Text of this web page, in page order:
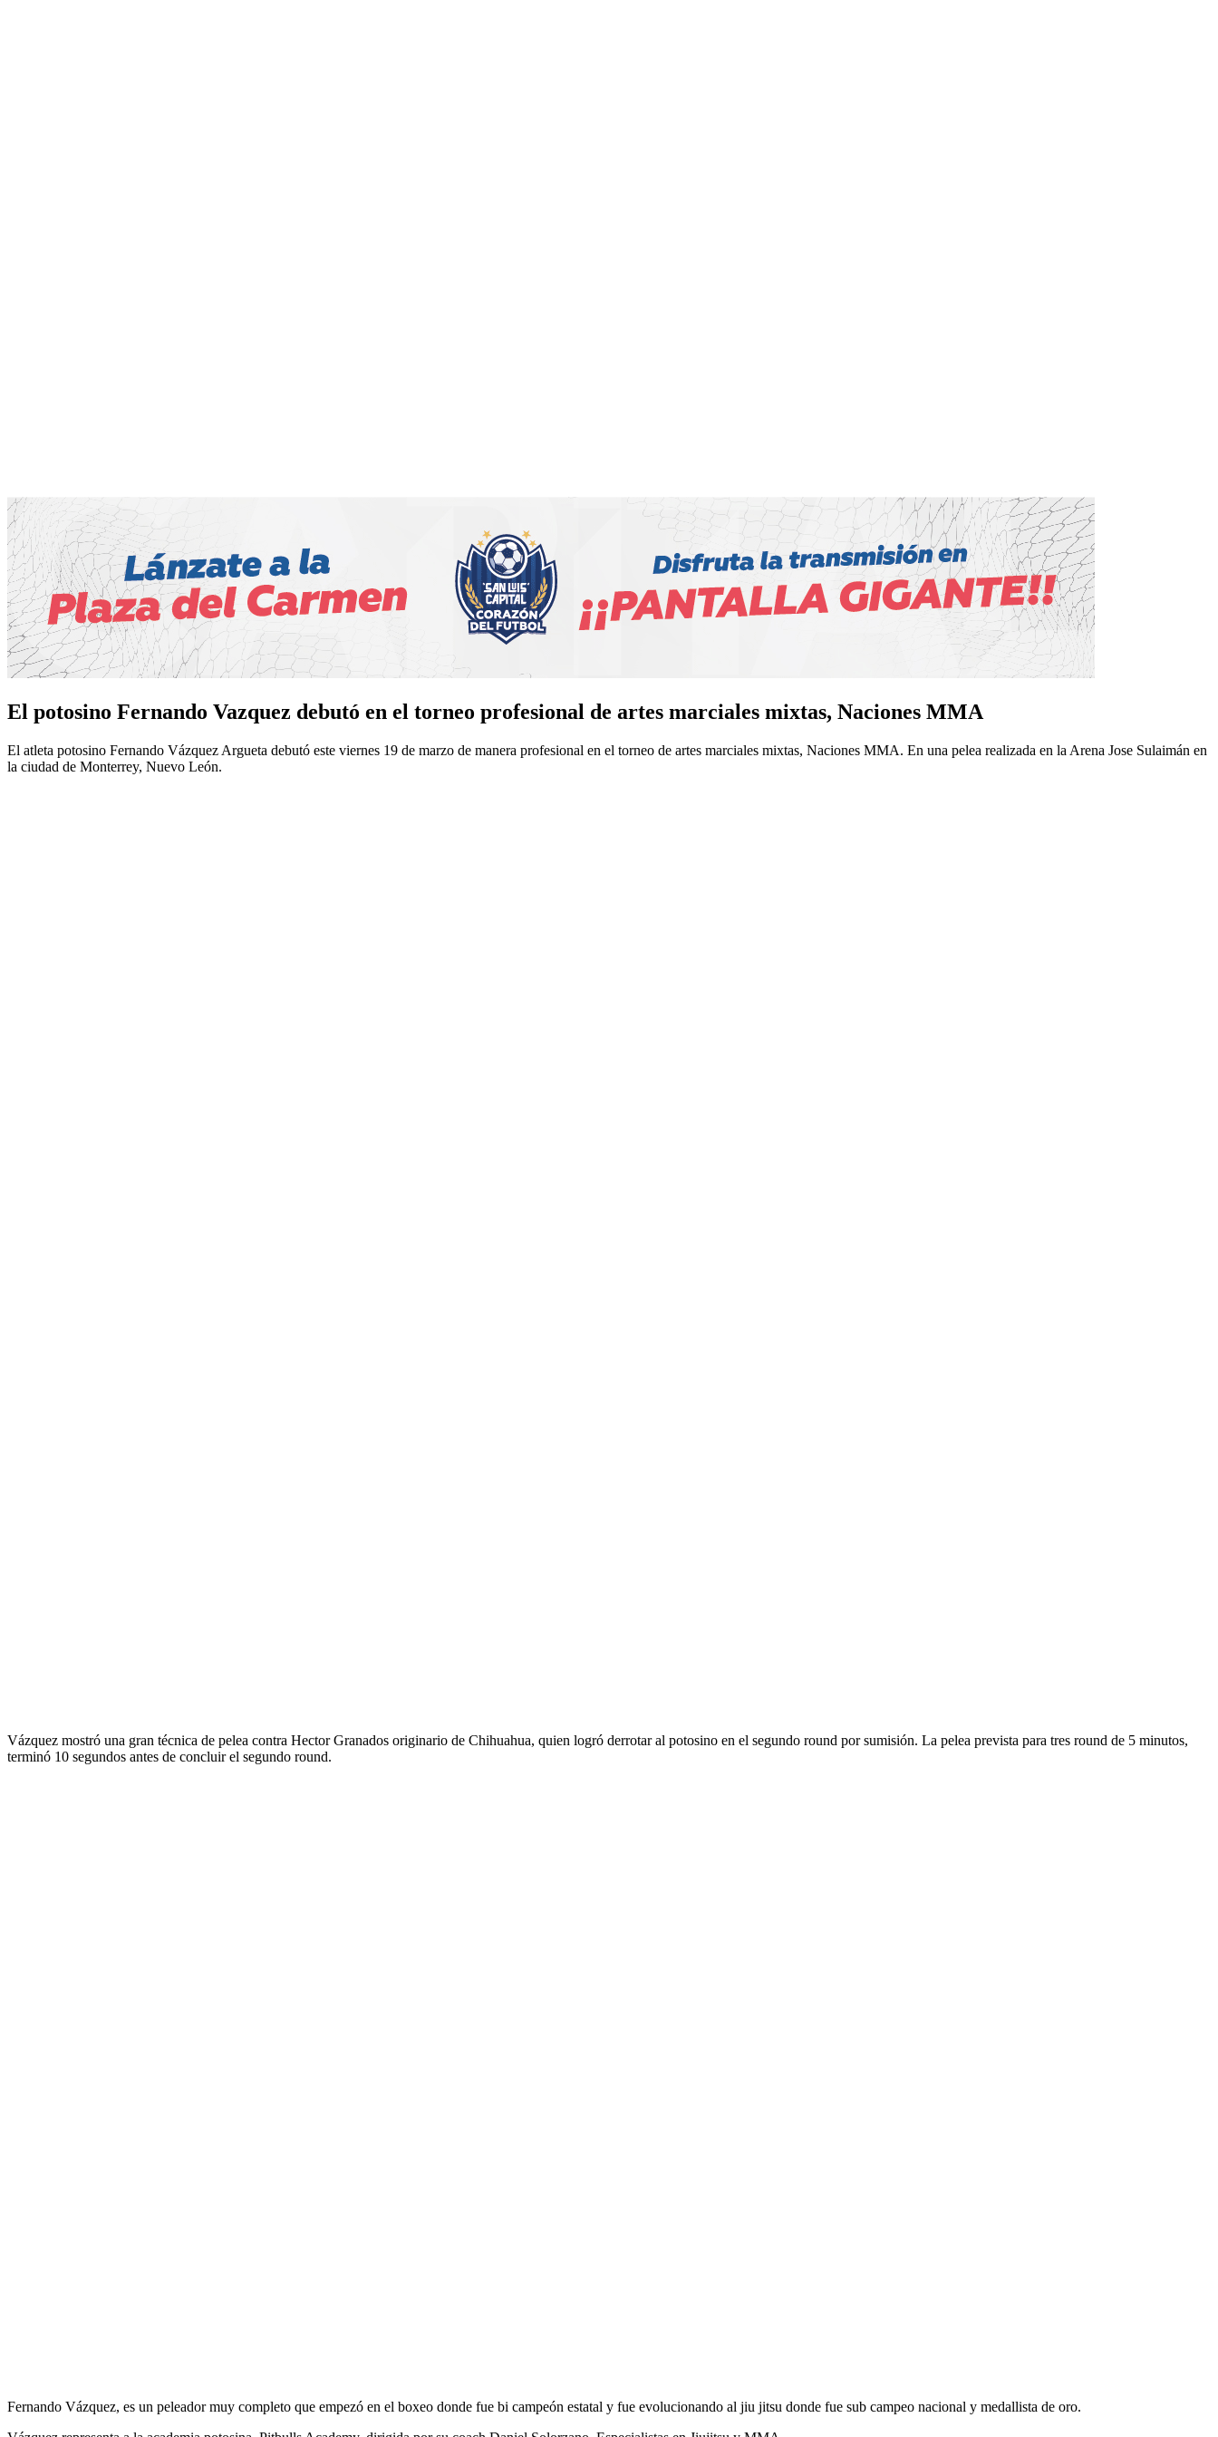
El potosino Fernando Vazquez debutó en el torneo profesional de artes marciales mixtas, Naciones MMA
El atleta potosino Fernando Vázquez Argueta debutó este viernes 19 de marzo de manera profesional en el torneo de artes marciales mixtas, Naciones MMA. En una pelea realizada en la Arena Jose Sulaimán en
la ciudad de Monterrey, Nuevo León.
Vázquez mostró una gran técnica de pelea contra Hector Granados originario de Chihuahua, quien logró derrotar al potosino en el segundo round por sumisión. La pelea prevista para tres round de 5 minutos,
terminó 10 segundos antes de concluir el segundo round.
Fernando Vázquez, es un peleador muy completo que empezó en el boxeo donde fue bi campeón estatal y fue evolucionando al jiu jitsu donde fue sub campeo nacional y medallista de oro.